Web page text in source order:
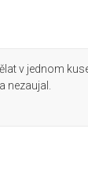
v jednom